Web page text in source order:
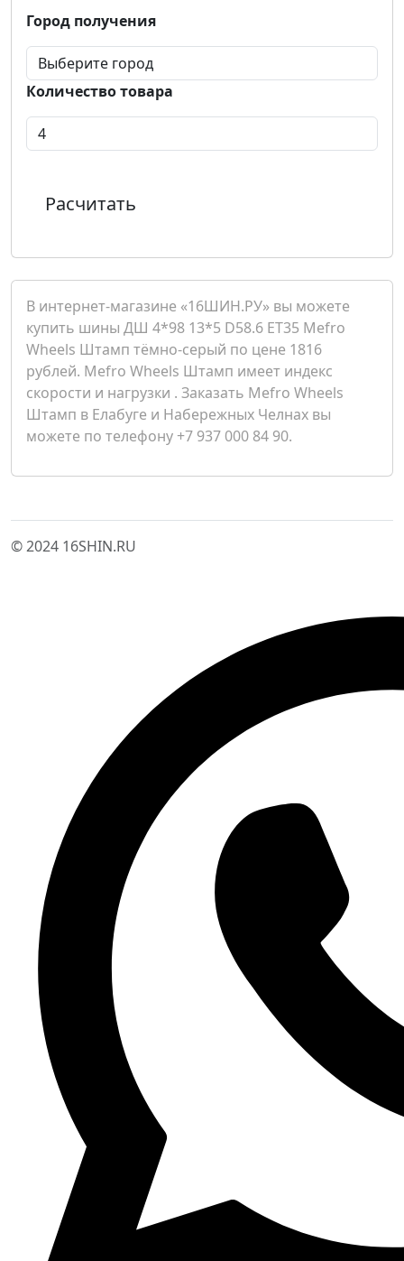
Город получения
Количество товара
Расчитать
В интернет-магазине «16ШИН.РУ» вы можете
купить шины ДШ 4*98 13*5 D58.6 ET35 Mefro
Wheels Штамп тёмно-серый по цене 1816
рублей. Mefro Wheels Штамп имеет индекс
скорости и нагрузки . Заказать Mefro Wheels
Штамп в Елабуге и Набережных Челнах вы
можете по телефону +7 937 000 84 90.
© 2024 16SHIN.RU